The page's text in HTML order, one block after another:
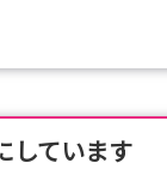
しています